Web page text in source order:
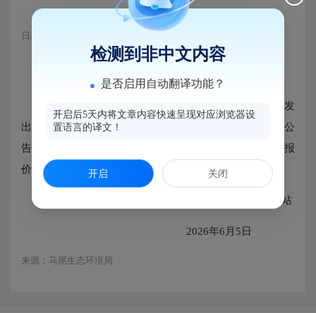
日期：2026-06-05 16:00
福州经济技术开发区环境监测站于2026年5月29日发
出“2026年度监测站实验有证标准样品询价采购（二次）公
告”，于2026年6月4日下午开标，该项目仅1家公司参与报
价，不满足本次招标要求，现做流标处理。
福州经济技术开发区环境监测站
2026年6月5日
来源：马尾生态环境局
检测到非中文内容
是否启用自动翻译功能？
开启后5天内将文章内容快速呈现对应浏览器设
置语言的译文！
开启 关闭